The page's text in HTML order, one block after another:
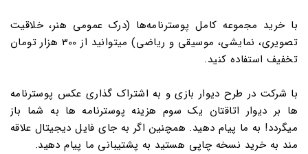
با خرید مجموعه کامل پوسترنامه‌ها (درک عمومی هنر، خلاقیت
تصویری، نمایشی، موسیقی و ریاضی) میتوانید از 300 هزار تومان
تخفیف استفاده کنید.
با شرکت در طرح دیوار بازی و به اشتراک گذاری عکس پوسترنامه
ها بر دیوار اتاقتان یک سوم هزینه پوسترنامه ها به شما باز
میگردد! به ما پیام دهید. همچنین اگر به جای فایل دیجیتال علاقه
مند به خرید نسخه چاپی هستید به پشتیبانی ما پیام دهید.